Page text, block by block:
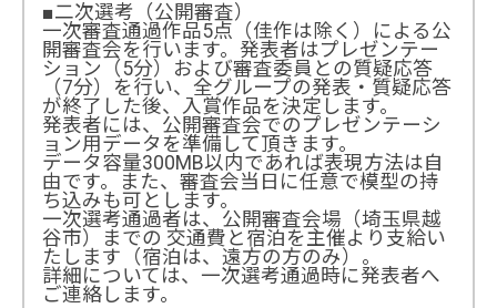
■二次選考（公開審査）
一次審査通過作品5点（佳作は除く）による公
開審査会を行います。発表者はプレゼンテー
ション（5分）および審査委員との質疑応答
（7分）を行い、全グループの発表・質疑応答
が終了した後、入賞作品を決定します。
発表者には、公開審査会でのプレゼンテーシ
ョン用データを準備して頂きます。
データ容量300MB以内であれば表現方法は自
由です。また、審査会当日に任意で模型の持
ち込みも可とします。
一次選考通過者は、公開審査会場（埼玉県越
谷市）までの 交通費と宿泊を主催より支給い
たします（宿泊は、遠方の方のみ）。
詳細については、一次選考通過時に発表者へ
ご連絡します。